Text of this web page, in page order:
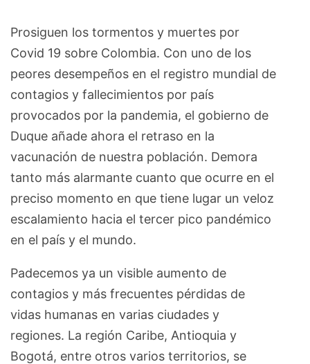
Prosiguen los tormentos y muertes por
Covid 19 sobre Colombia. Con uno de los
peores desempeños en el registro mundial de
contagios y fallecimientos por país
provocados por la pandemia, el gobierno de
Duque añade ahora el retraso en la
vacunación de nuestra población. Demora
tanto más alarmante cuanto que ocurre en el
preciso momento en que tiene lugar un veloz
escalamiento hacia el tercer pico pandémico
en el país y el mundo.
Padecemos ya un visible aumento de
contagios y más frecuentes pérdidas de
vidas humanas en varias ciudades y
regiones. La región Caribe, Antioquia y
Bogotá, entre otros varios territorios, se